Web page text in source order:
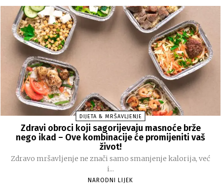
DIJETA & MRŠAVLJENJE
Zdravi obroci koji sagorijevaju masnoće brže
nego ikad – Ove kombinacije će promijeniti vaš
život!
Zdravo mršavljenje ne znači samo smanjenje kalorija, već
i...
NARODNI LIJEK